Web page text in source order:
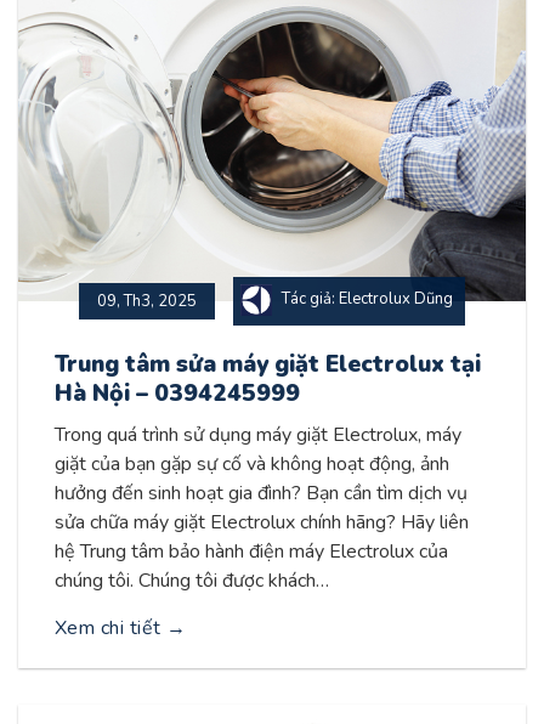
09, Th3, 2025 Tác giả: Electrolux Dũng
Trung tâm sửa máy giặt Electrolux tại
Hà Nội – 0394245999
Trong quá trình sử dụng máy giặt Electrolux, máy
giặt của bạn gặp sự cố và không hoạt động, ảnh
hưởng đến sinh hoạt gia đình? Bạn cần tìm dịch vụ
sửa chữa máy giặt Electrolux chính hãng? Hãy liên
hệ Trung tâm bảo hành điện máy Electrolux của
chúng tôi. Chúng tôi được khách…
Xem chi tiết →